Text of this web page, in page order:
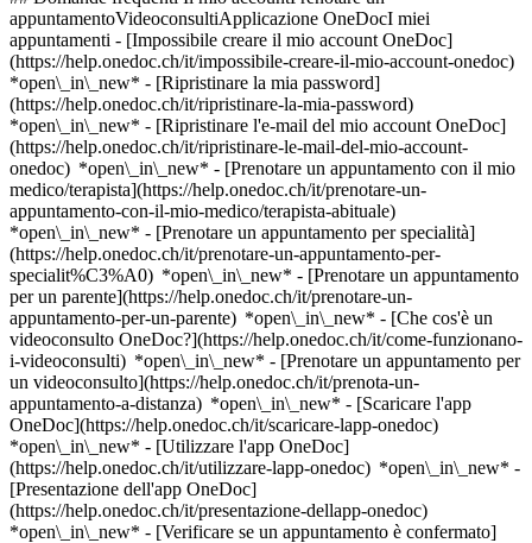
appuntamentoVideoconsultiApplicazione OneDocI miei
appuntamenti - [Impossibile creare il mio account OneDoc]
(https://help.onedoc.ch/it/impossibile-creare-il-mio-account-onedoc)
*open\_in\_new* - [Ripristinare la mia password]
(https://help.onedoc.ch/it/ripristinare-la-mia-password)
*open\_in\_new* - [Ripristinare l'e-mail del mio account OneDoc]
(https://help.onedoc.ch/it/ripristinare-le-mail-del-mio-account-
onedoc) *open\_in\_new* - [Prenotare un appuntamento con il mio
medico/terapista](https://help.onedoc.ch/it/prenotare-un-
appuntamento-con-il-mio-medico/terapista-abituale)
*open\_in\_new* - [Prenotare un appuntamento per specialità]
(https://help.onedoc.ch/it/prenotare-un-appuntamento-per-
specialit%C3%A0) *open\_in\_new* - [Prenotare un appuntamento
per un parente](https://help.onedoc.ch/it/prenotare-un-
appuntamento-per-un-parente) *open\_in\_new* - [Che cos'è un
videoconsulto OneDoc?](https://help.onedoc.ch/it/come-funzionano-
i-videoconsulti) *open\_in\_new* - [Prenotare un appuntamento per
un videoconsulto](https://help.onedoc.ch/it/prenota-un-
appuntamento-a-distanza) *open\_in\_new* - [Scaricare l'app
OneDoc](https://help.onedoc.ch/it/scaricare-lapp-onedoc)
*open\_in\_new* - [Utilizzare l'app OneDoc]
(https://help.onedoc.ch/it/utilizzare-lapp-onedoc) *open\_in\_new* -
[Presentazione dell'app OneDoc]
(https://help.onedoc.ch/it/presentazione-dellapp-onedoc)
*open\_in\_new* - [Verificare se un appuntamento è confermato](https://help.onedoc.ch/it/verificare-se-un-appuntamento-%C3%A8-confermato) *open\_in\_new* - [Annullare un appuntamento prenotato online su OneDoc](https://help.onedoc.ch/it/annullare-un-appuntamento-prenotato-online-su-onedoc) *open\_in\_new* - [Non ho ricevuto la conferma dell'appuntamento](https://help.onedoc.ch/it/non-ho-ricevuto-la-conferma-dellappuntamento) *open\_in\_new* [Vedi tutti i nostri articoli *open\_in\_new*](https://help.onedoc.ch/it/) close ## Modifica la ricerca ![Casa con segno più che indica che la consultazione può essere effettuata in sede](https://www.onedoc.ch/assets/images/icons/on-site.svg) In loco ![Fotocamera con simbolo play che indica che la consultazione può essere effettuata a distanza in video](https://www.onedoc.ch/assets/images/icons/remote.svg) A distanza Cerca #### Specialità #### Professionisti #### Istituti edit Vaccinazione contro il virus del papilloma umano (HPV) a Chêne-Bougeries tune Filtra per Nuovo paziente*keyboard\_arrow\_down* - Accettato*check\_circle* Lingua parlata*keyboard\_arrow\_down* - Albanese*check\_circle* - Arabo*check\_circle* - Cinese*check\_circle* - Creolo haitiano*check\_circle* - Francese*check\_circle* - Greco*check\_circle* - Inglese*check\_circle* - Italiano*check\_circle* - Olandese*check\_circle* - Persiano*check\_circle* - Polacco*check\_circle* - Portoghese*check\_circle* - Rumeno*check\_circle* - Russo*check\_circle* - Spagnolo*check\_circle* - Svedese*check\_circle* - Tedesco*check\_circle* - Vietnamita*check\_circle* Sesso*keyboard\_arrow\_down* - Donna*check\_circle* - Uomo*check\_circle* Rete*keyboard\_arrow\_down* - Sun Store*check\_circle* - Amavita*check\_circle* - Hirslanden*check\_circle* - Swiss Medical Network*check\_circle* - REMED*check\_circle* - Réseau des Pédiatres Genevois*check\_circle* - Medbase*check\_circle* - Magellan*check\_circle* - Réseau Delta*check\_circle* Disponibilità*keyboard\_arrow\_down* - Disponibile oggi*check\_circle* - Entro i prossimi 3 giorni*check\_circle* - Entro i prossimi 7 giorni*check\_circle* - Entro i prossimi 14 giorni*check\_circle* # __Vaccinazione contro il virus del papilloma umano (HPV)__ a __Chêne-Bougeries__: prenota il tuo appuntamento online oggi ## 1 risultato a Chêne-Bougeries [![Pharmacie de grange-canal, farmacia a Chêne-Bougeries](https://assets.onedoc.ch/images/entities/dc7a87b7b4e472536eb3c8431aa484cc7fd45fcb748822ac9d55e251869c1ede-small.png "Pharmacie de grange-canal, farmacia a Chêne-Bougeries")](https://www.onedoc.ch/it/farmacia/chene-bougeries/ebabd/pharmacie-de-grange-canal) ### [Pharmacie de grange-canal](https://www.onedoc.ch/it/farmacia/chene-bougeries/ebabd/pharmacie-de-grange-canal) ![Badge che indica un profilo verificato](https://www.onedoc.ch/assets/images/icons/checkmark.svg) Farmacia Route de Chêne 65 1224 Chêne-Bougeries ![Icona paziente con segno più che indica che il professionista accetta nuovi pazienti](https://www.onedoc.ch/assets/images/icons/new-patients.svg)Accetta nuovi pazienti [Prenota un appuntamento](https://www.onedoc.ch/it/farmacia/chene-bougeries/ebabd/pharmacie-de-grange-canal) *chevron\_left* lun 03 ago *chevron\_right* Vedi più appuntamenti *error\_outline* Si è verificato un errore durante il caricamento della disponibilità [Riprova](https://www.onedoc.ch) ## __Vaccinazione contro il virus del papilloma umano (HPV)__: altri specialisti sono disponibili online nei pressi di __Chêne-Bougeries__ [![Pharmacie Sun Store Chêne-Bourg CEVA, farmacia a Chêne-Bourg](https://assets.onedoc.ch/images/entities/19fb07bc407d46d8d07dc69a05b1185557a9409dccd26fae4885acc7963056e4-small.png "Pharmacie Sun Store Chêne-Bourg CEVA, farmacia a Chêne-Bourg")](https://www.onedoc.ch/it/farmacia/chene-bourg/e4qx/pharmacie-sun-store-chene-bourg-ceva) ### [Pharmacie Sun Store Chêne-Bourg CEVA](https://www.onedoc.ch/it/farmacia/chene-bourg/e4qx/pharmacie-sun-store-chene-bourg-ceva) ![Badge che indica un profilo verificato](https://www.onedoc.ch/assets/images/icons/checkmark.svg) Farmacia Place de la Gare 6 1225 Chêne-Bourg ![Icona paziente con segno più che indica che il professionista accetta nuovi pazienti](https://www.onedoc.ch/assets/images/icons/new-patients.svg)Accetta nuovi pazienti [Prenota un appuntamento](https://www.onedoc.ch/it/farmacia/chene-bourg/e4qx/pharmacie-sun-store-chene-bourg-ceva) *chevron\_left* lun 03 ago *chevron\_right* Vedi più appuntamenti *error\_outline* Si è verificato un errore durante il caricamento della disponibilità [Riprova](https://www.onedoc.ch) [![Pharmacie Gare Chêne-Bourg, farmacia a Chêne-Bourg](https://assets.onedoc.ch/images/entities/8f3a3fa5f7d2523ba2d3aa35a47e3e197673b6c653470ea9c26b26263784bf0c-small.png "Pharmacie Gare Chêne-Bourg, farmacia a Chêne-Bourg")](https://www.onedoc.ch/it/farmacia/chene-bourg/ebaf4/pharmacie-gare-chene-bourg) ### [Pharmacie Gare Chêne-Bourg](https://www.onedoc.ch/it/farmacia/chene-bourg/ebaf4/pharmacie-gare-chene-bourg) ![Badge che indica un profilo verificato](https://www.onedoc.ch/assets/images/icons/checkmark.svg) Farmacia Rue des Charbonniers 11 1225 Chêne-Bourg ![Icona paziente con segno più che indica che il professionista accetta nuovi pazienti](https://www.onedoc.ch/assets/images/icons/new-patients.svg)Accetta nuovi pazienti [Prenota un appuntamento](https://www.onedoc.ch/it/farmacia/chene-bourg/ebaf4/pharmacie-gare-chene-bourg) *chevron\_left* lun 03 ago *chevron\_right* Vedi più appuntamenti *error\_outline* Si è verificato un errore durante il caricamento della disponibilità [Riprova](https://www.onedoc.ch) [![Pharmacie de Roches, farmacia a Ginevra](https://assets.onedoc.ch/images/entities/93e8819706117cf79e9cf527edafdfaffb1aeed973e31807624593b5f5de9648-small.png "Pharmacie de Roches, farmacia a Ginevra")](https://www.onedoc.ch/it/farmacia/ginevra/ebaf5/pharmacie-de-roches) ### [Pharmacie de Roches](https://www.onedoc.ch/it/farmacia/ginevra/ebaf5/pharmacie-de-roches) ![Badge che indica un profilo verificato](https://www.onedoc.ch/assets/images/icons/checkmark.svg) Farmacia Chemin de Roches 1 1208 Ginevra ![Icona paziente con segno più che indica che il professionista accetta nuovi pazienti](https://www.onedoc.ch/assets/images/icons/new-patients.svg)Accetta nuovi pazienti [Prenota un appuntamento](https://www.onedoc.ch/it/farmacia/ginevra/ebaf5/pharmacie-de-roches) [![Pharmacie Cité Universitaire, farmacia a Ginevra](https://assets.onedoc.ch/images/entities/945b2a460e6c8cc26b5925340faa2d6c29e9eac0a676392fa06114c447f74f6c-small.png "Pharmacie Cité Universitaire, farmacia a Ginevra")](https://www.onedoc.ch/it/farmacia/ginevra/ebaf3/pharmacie-cite-universitaire) ### [Pharmacie Cité Universitaire](https://www.onedoc.ch/it/farmacia/ginevra/ebaf3/pharmacie-cite-universitaire) ![Badge che indica un profilo verificato](https://www.onedoc.ch/assets/images/icons/checkmark.svg) Farmacia Chemin des Clochettes 8A 1206 Ginevra ![Icona paziente con segno più che indica che il professionista accetta nuovi pazienti](https://www.onedoc.ch/assets/images/icons/new-patients.svg)Accetta nuovi pazienti [Prenota un appuntamento](https://www.onedoc.ch/it/farmacia/ginevra/ebaf3/pharmacie-cite-universitaire) [![Dr.ssa Gabriela Cotarcea, OB-GYN (ostetrico-ginecologo) a Ginevra](https://assets.onedoc.ch/images/users/2d50cd43ec531041c55a081afdb42a3bbff6dedf0ce15f737b80ce6c4d88dccc-small.jpg "Dr.ssa Gabriela Cotarcea, OB-GYN (ostetrico-ginecologo) a Ginevra")](https://www.onedoc.ch/it/ob-gyn-ostetrico-ginecologo/ginevra/pcops/dr-gabriela-cotarcea) ### [Dr.ssa Gabriela Cotarcea](https://www.onedoc.ch/it/ob-gyn-ostetrico-ginecologo/ginevra/pcops/dr-gabriela-cotarcea) ![Badge che indica un profilo verificato](https://www.onedoc.ch/assets/images/icons/checkmark.svg) [OB-GYN (ostetrico-ginecologo)](https://www.onedoc.ch/it/ob-gyn-ostetrico-ginecologo/ginevra) Cabinet Dre. Gabriela Cotarcea Rue de l'Athénée 22 1206 Ginevra ![Icona paziente con segno più che indica che il professionista accetta nuovi pazienti](https://www.onedoc.ch/assets/images/icons/new-patients.svg)Accetta nuovi pazienti [Prenota un appuntamento](https://www.onedoc.ch/it/ob-gyn-ostetrico-ginecologo/ginevra/pcops/dr-gabriela-cotarcea) Competenze:[Vaccinazione contro il virus del papilloma umano (HPV)](https://www.onedoc.ch/it/vaccinazione-contro-il-virus-del-papilloma-umano-hpv/ginevra)Vedi di più Competenze:[Vaccinazione contro il virus del papilloma umano (HPV)](https://www.onedoc.ch/it/vaccinazione-contro-il-virus-del-papilloma-umano-hpv/ginevra)Vedi di più [![Dr. Eric F. Dejeu, pediatra a Ginevra](https://assets.onedoc.ch/images/users/b54c9d7e904c729bc749ff58cbf8a45d6f864ca262a43c4476dec754a4e7d409-small.jpg "Dr. Eric F. Dejeu, pediatra a Ginevra")](https://www.onedoc.ch/it/pediatra/ginevra/pcoyr/dr-eric-f-dejeu) ### [Dr. Eric F. Dejeu](https://www.onedoc.ch/it/pediatra/ginevra/pcoyr/dr-eric-f-dejeu) ![Badge che indica un profilo verificato](https://www.onedoc.ch/assets/images/icons/checkmark.svg) [Pediatra](https://www.onedoc.ch/it/pediatra/ginevra) Cabinet de Dr. Eric F. Dejeu Rue Emile-Yung 1 1205 Ginevra ![Icona paziente con segno più che indica che il professionista accetta nuovi pazienti](https://www.onedoc.ch/assets/images/icons/new-patients.svg)Accetta nuovi pazienti [Prenota un appuntamento](https://www.onedoc.ch/it/pediatra/ginevra/pcoyr/dr-eric-f-dejeu) Competenze:[Vaccinazione contro il virus del papilloma umano (HPV)](https://www.onedoc.ch/it/vaccinazione-contro-il-virus-del-papilloma-umano-hpv/ginevra), [Controllo di routine per bambini](https://www.onedoc.ch/it/controllo-di-routine-per-bambini/ginevra), [Vaccinazione per bambini | Vaccinazione per neonati | Consigli in vaccinazione pediatrica](https://www.onedoc.ch/it/vaccinazione-per-bambini-vaccinazione-per-neonati-consigli-in-vaccinazione-pediatrica/ginevra), [Emergenza bambini | Emergenza pediatrica](https://www.one